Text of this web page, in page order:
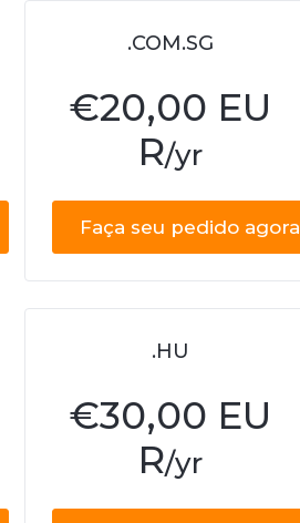
.COM.SG
€20,00 EU
R/yr
Faça seu pedido agora
.HU
€30,00 EU
R/yr